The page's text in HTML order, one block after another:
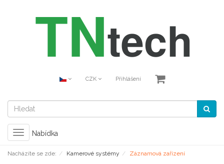
CZK Přihlášení
Toggle
navigation
Nabídka
Nacházíte se zde: Kamerové systémy Záznamová zařízení